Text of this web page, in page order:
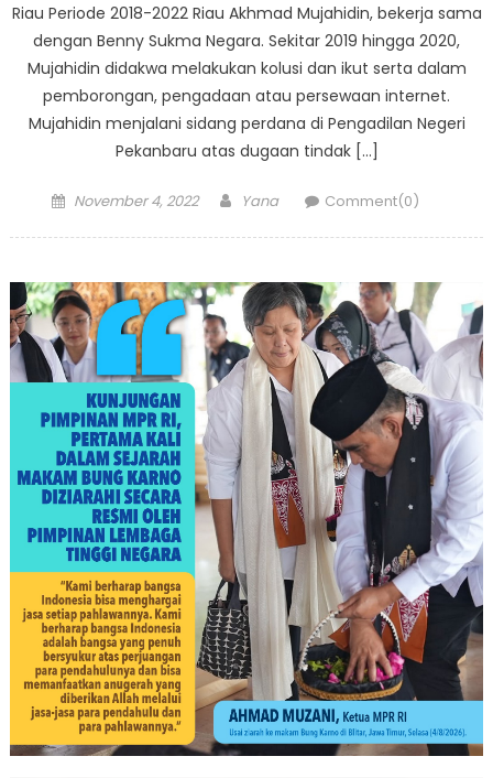
Riau Periode 2018-2022 Riau Akhmad Mujahidin, bekerja sama
dengan Benny Sukma Negara. Sekitar 2019 hingga 2020,
Mujahidin didakwa melakukan kolusi dan ikut serta dalam
pemborongan, pengadaan atau persewaan internet.
Mujahidin menjalani sidang perdana di Pengadilan Negeri
Pekanbaru atas dugaan tindak […]
Posted
November 4, 2022 Author
Yana Comment(0)